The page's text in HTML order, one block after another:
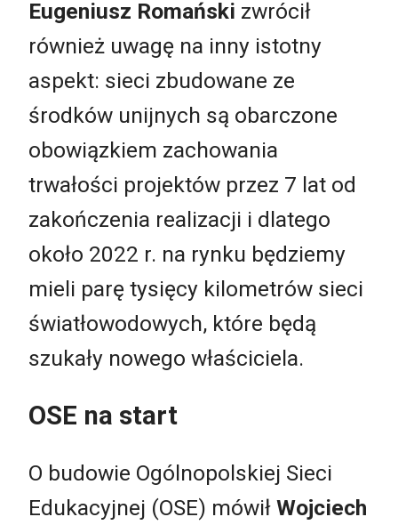
Eugeniusz Romański zwrócił
również uwagę na inny istotny
aspekt: sieci zbudowane ze
środków unijnych są obarczone
obowiązkiem zachowania
trwałości projektów przez 7 lat od
zakończenia realizacji i dlatego
około 2022 r. na rynku będziemy
mieli parę tysięcy kilometrów sieci
światłowodowych, które będą
szukały nowego właściciela.
OSE na start
O budowie Ogólnopolskiej Sieci
Edukacyjnej (OSE) mówił Wojciech